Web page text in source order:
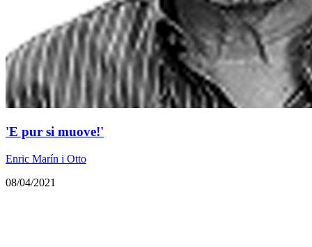
'E pur si muove!'
Enric Marín i Otto
08/04/2021